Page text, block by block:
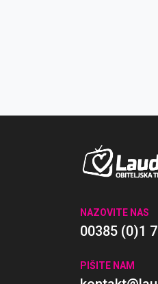
NAZOVITE NAS
00385 (0)1
PIŠITE NAM